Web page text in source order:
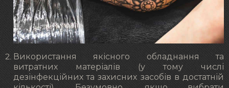
Використання якісного обладнання та
витратних матеріалів (у тому числі
дезінфекційних та захисних засобів в достатній